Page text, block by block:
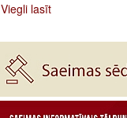
Viegli lasīt